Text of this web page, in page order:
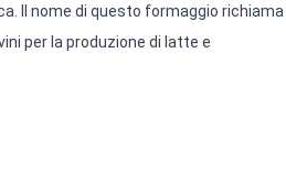
Il nome di questo formaggio richiama
per la produzione di latte e